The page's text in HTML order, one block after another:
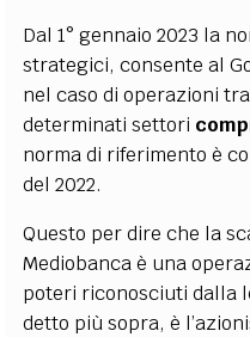
Dal 1° gennaio 2023 la
strategici, consente al
nel caso di operazioni
determinati settori
norma di riferimento è
del 2022.
Questo per dire che la
Mediobanca è una
poteri riconosciuti dalla
detto più sopra, è